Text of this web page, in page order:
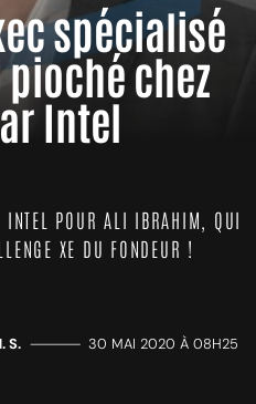
spécialisé
pioché chez
Intel
INTEL POUR ALI IBRAHIM, QUI
XE DU FONDEUR !
S. ————— 30 MAI 2020 À 08H25